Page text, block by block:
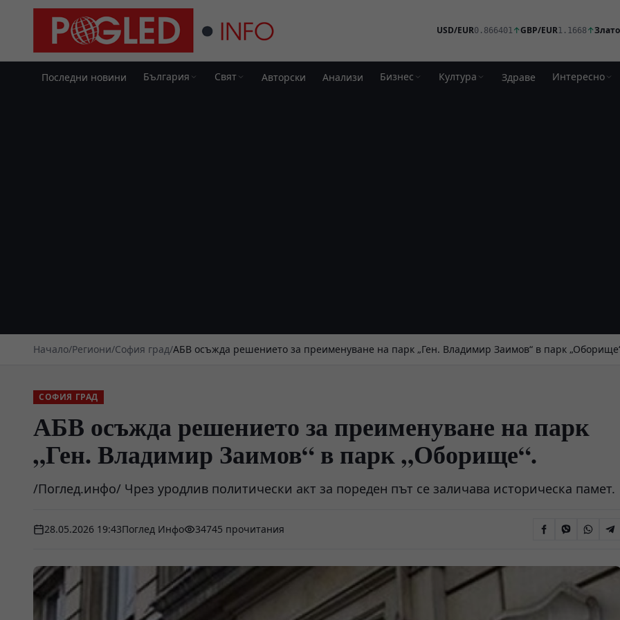
USD/EUR0.866401↑GBP/EUR1.1668↑Злато
Последни новини България Свят Авторски Анализи Бизнес Култура Здраве Интересно
Начало/Региони/София град/АБВ осъжда решението за преименуване на парк „Ген. Владимир Заимов“ в парк
СОФИЯ ГРАД
АБВ осъжда решението за преименуване на парк
„Ген. Владимир Заимов“ в парк „Оборище“.
/Поглед.инфо/ Чрез уродлив политически акт за пореден път се заличава историческа памет.
28.05.2026 19:43Поглед Инфо 34745 прочитания